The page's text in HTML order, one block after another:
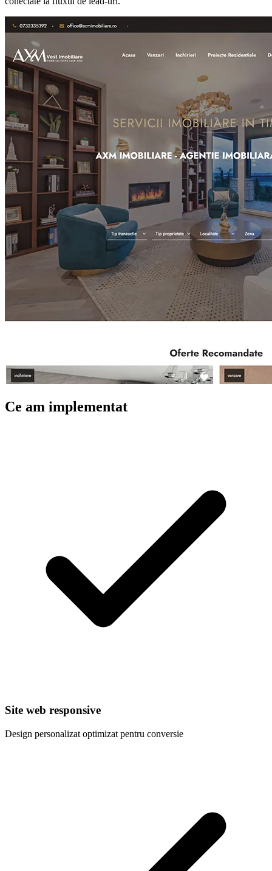
Ce am implementat
Site web responsive
Design personalizat optimizat pentru conversie